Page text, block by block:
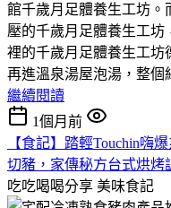
館千歲月足體養生工坊。
壓的千歲月足體養生工
裡的千歲月足體養生工坊
再進溫泉湯屋泡湯，整個
繼續閱讀
1個月前
【食記】踏輕Touchin嗨
切豬，家傳秘方台式烘烤
吃吃喝喝分享 美味食記